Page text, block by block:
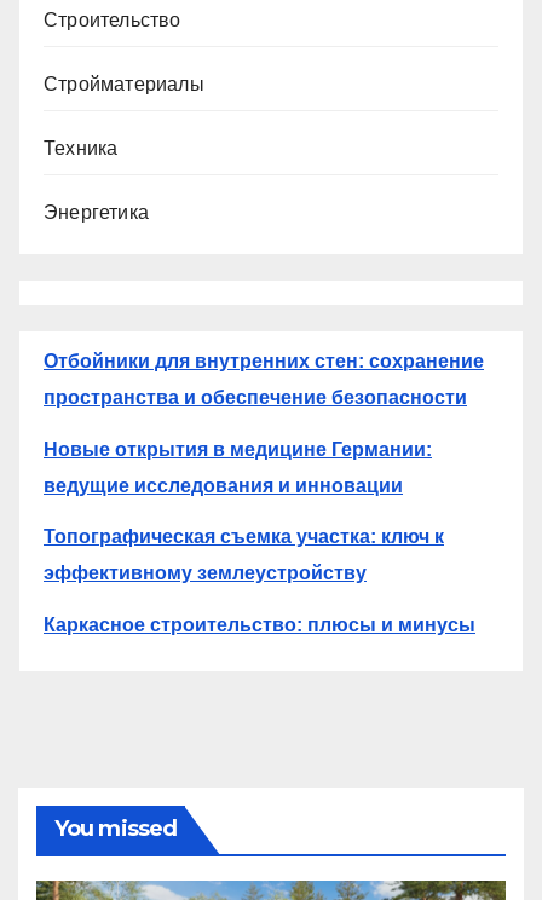
Строительство
Стройматериалы
Техника
Энергетика
Отбойники для внутренних стен: сохранение
пространства и обеспечение безопасности
Новые открытия в медицине Германии:
ведущие исследования и инновации
Топографическая съемка участка: ключ к
эффективному землеустройству
Каркасное строительство: плюсы и минусы
You missed